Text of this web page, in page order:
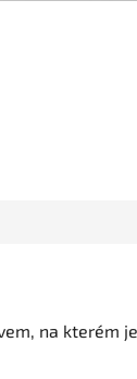
na kterém je